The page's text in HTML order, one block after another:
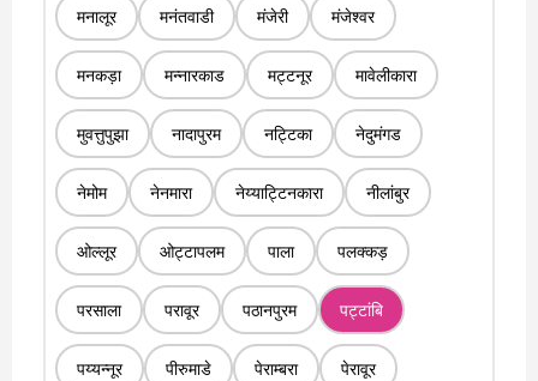
मनालूर मनंतवाडी मंजेरी मंजेश्वर
मनकड़ा मन्नारकाड मट्टनूर मावेलीकारा
मुवत्तुपुझा नादापुरम नट्टिका नेदुमंगड
नेमोम नेनमारा नेय्याट्टिनकारा नीलांबुर
ओल्लूर ओट्टापलम पाला पलक्कड़
परसाला परावूर पठानपुरम पट्टांबि
पय्यन्नूर पीरुमाडे पेराम्बरा पेरावूर